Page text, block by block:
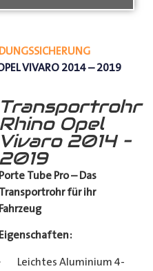
VIVARO 2014 – 2019
Transportrohr
Rhino Opel
Vivaro 2014 –
2019
Porte Tube Pro – Das
Transportrohr für ihr
Fahrzeug
Eigenschaften:
· Leichtes Aluminium 4-